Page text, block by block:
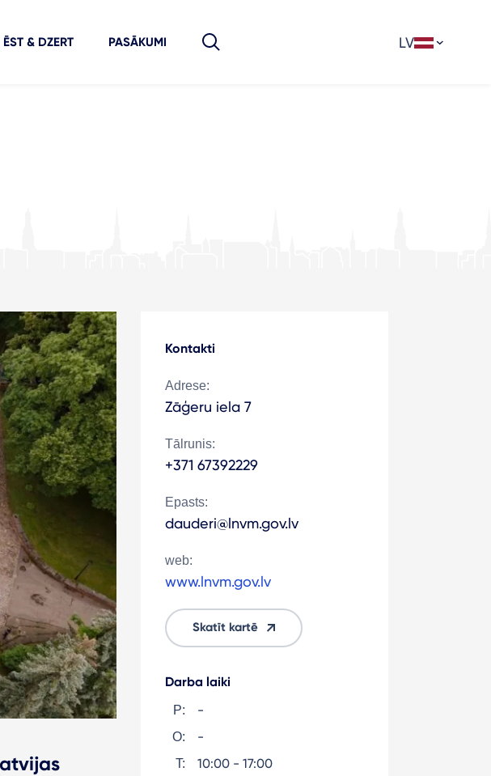
ĒST & DZERT PASĀKUMI LV
Kontakti
Adrese:
Zāģeru iela 7
Tālrunis:
+371 67392229
Epasts:
dauderi@lnvm.gov.lv
web:
www.lnvm.gov.lv
Skatīt kartē
Darba laiki
P: -
O: -
T: 10:00 - 17:00